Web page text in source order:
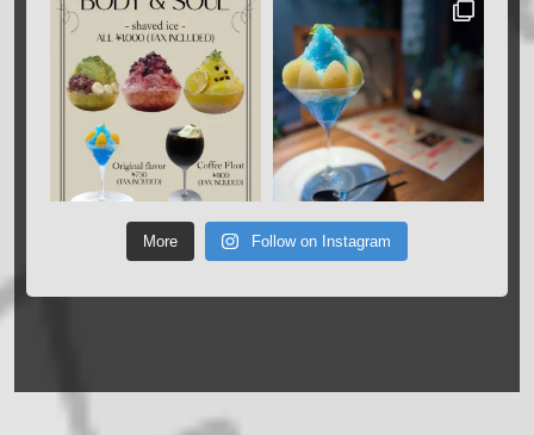
More Follow on Instagram